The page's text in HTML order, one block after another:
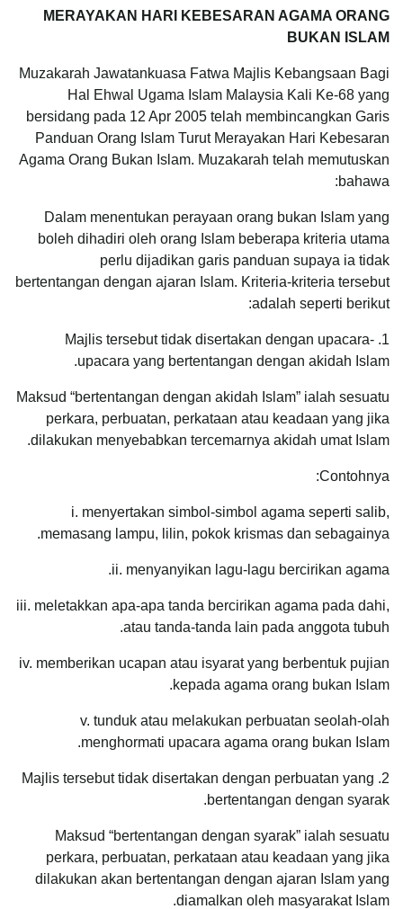
MERAYAKAN HARI KEBESARAN AGAMA ORANG
BUKAN ISLAM
Muzakarah Jawatankuasa Fatwa Majlis Kebangsaan Bagi
Hal Ehwal Ugama Islam Malaysia Kali Ke-68 yang
bersidang pada 12 Apr 2005 telah membincangkan Garis
Panduan Orang Islam Turut Merayakan Hari Kebesaran
Agama Orang Bukan Islam. Muzakarah telah memutuskan
bahawa:
Dalam menentukan perayaan orang bukan Islam yang
boleh dihadiri oleh orang Islam beberapa kriteria utama
perlu dijadikan garis panduan supaya ia tidak
bertentangan dengan ajaran Islam. Kriteria-kriteria tersebut
adalah seperti berikut:
1. Majlis tersebut tidak disertakan dengan upacara-
upacara yang bertentangan dengan akidah Islam.
Maksud “bertentangan dengan akidah Islam” ialah sesuatu
perkara, perbuatan, perkataan atau keadaan yang jika
dilakukan menyebabkan tercemarnya akidah umat Islam.
Contohnya:
i. menyertakan simbol-simbol agama seperti salib,
memasang lampu, lilin, pokok krismas dan sebagainya.
ii. menyanyikan lagu-lagu bercirikan agama.
iii. meletakkan apa-apa tanda bercirikan agama pada dahi,
atau tanda-tanda lain pada anggota tubuh.
iv. memberikan ucapan atau isyarat yang berbentuk pujian
kepada agama orang bukan Islam.
v. tunduk atau melakukan perbuatan seolah-olah
menghormati upacara agama orang bukan Islam.
2. Majlis tersebut tidak disertakan dengan perbuatan yang
bertentangan dengan syarak.
Maksud “bertentangan dengan syarak” ialah sesuatu
perkara, perbuatan, perkataan atau keadaan yang jika
dilakukan akan bertentangan dengan ajaran Islam yang
diamalkan oleh masyarakat Islam.